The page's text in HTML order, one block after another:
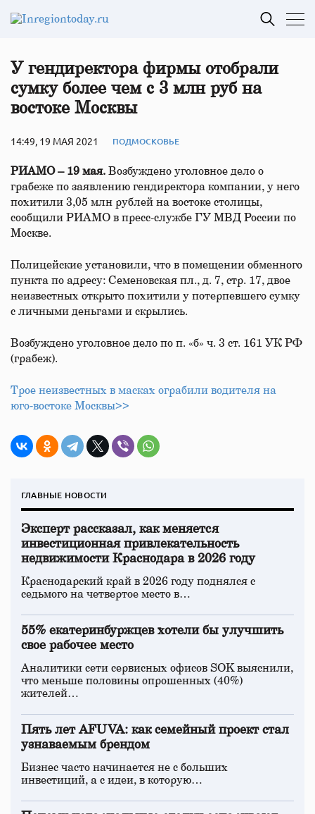
У гендиректора фирмы отобрали
сумку более чем с 3 млн руб на
востоке Москвы
14:49, 19 МАЯ 2021 ПОДМОСКОВЬЕ
РИАМО – 19 мая. Возбуждено уголовное дело о
грабеже по заявлению гендиректора компании, у него
похитили 3,05 млн рублей на востоке столицы,
сообщили РИАМО в пресс-службе ГУ МВД России по
Москве.
Полицейские установили, что в помещении обменного
пункта по адресу: Семеновская пл., д. 7, стр. 17, двое
неизвестных открыто похитили у потерпевшего сумку
с личными деньгами и скрылись.
Возбуждено уголовное дело по п. «б» ч. 3 ст. 161 УК РФ
(грабеж).
Трое неизвестных в масках ограбили водителя на
юго‑востоке Москвы>>
ГЛАВНЫЕ НОВОСТИ
Эксперт рассказал, как меняется
инвестиционная привлекательность
недвижимости Краснодара в 2026 году
Краснодарский край в 2026 году поднялся с
седьмого на четвертое место в…
55% екатеринбуржцев хотели бы улучшить
свое рабочее место
Аналитики сети сервисных офисов SOK выяснили,
что меньше половины опрошенных (40%)
жителей…
Пять лет AFUVA: как семейный проект стал
узнаваемым брендом
Бизнес часто начинается не с больших
инвестиций, а с идеи, в которую…